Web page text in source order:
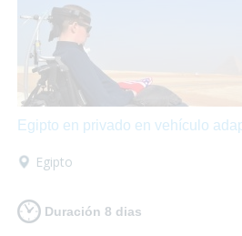
Egipto en privado en vehículo
Egipto
Duración 8 dias